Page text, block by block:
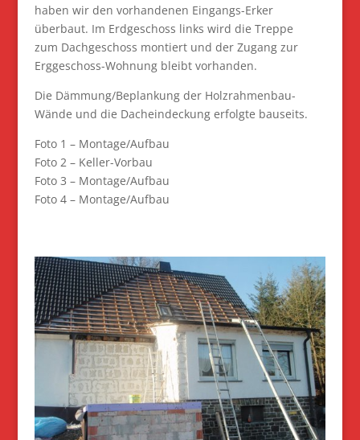
haben wir den vorhandenen Eingangs-Erker
überbaut. Im Erdgeschoss links wird die Treppe
zum Dachgeschoss montiert und der Zugang zur
Erggeschoss-Wohnung bleibt vorhanden.
Die Dämmung/Beplankung der Holzrahmenbau-
Wände und die Dacheindeckung erfolgte bauseits.
Foto 1 – Montage/Aufbau
Foto 2 – Keller-Vorbau
Foto 3 – Montage/Aufbau
Foto 4 – Montage/Aufbau